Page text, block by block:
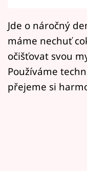
Mámy sobě
Přihlášení
Jde o náročný
máme nechuť
očišťovat svou
Používáme
přejeme si